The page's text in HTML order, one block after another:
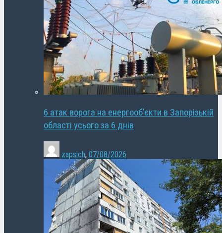
6 атак ворога на енергооб’єкти в Запорізькій
області усього за 6 днів
zapsich, 07/08/2026